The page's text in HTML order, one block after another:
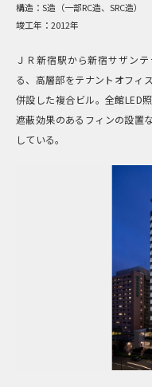
構造： S造（一部RC造、SRC造）
竣工年： 2012年
ＪＲ新宿駅から新宿サザン
る、高層部をテナントオフィ
併設した複合ビル。全館LED
遮蔽効果のあるフィンの設置
している。